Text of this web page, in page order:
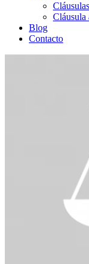
Cláusula
Blog
Contacto